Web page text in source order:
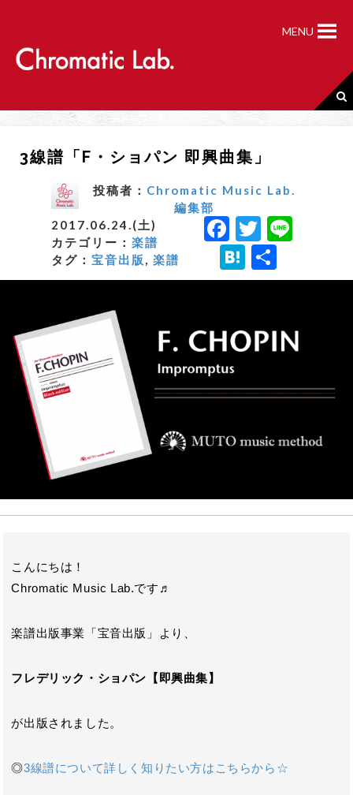
MENU
3線譜「F・ショパン 即興曲集」
投稿者： Chromatic Music Lab.
編集部
2017.06.24.(土)
カテゴリー： 楽譜
タグ： 宝音出版, 楽譜
F
a
c
b
o
o
k
T
w
it
e
r
e
H
a
e
n
a
有
こんにちは！
Chromatic Music Lab.です♬
楽譜出版事業「宝音出版」より、
フレデリック・ショパン 【即興曲集】
が出版されました。
◎3線譜について詳しく知りたい方はこちらから☆